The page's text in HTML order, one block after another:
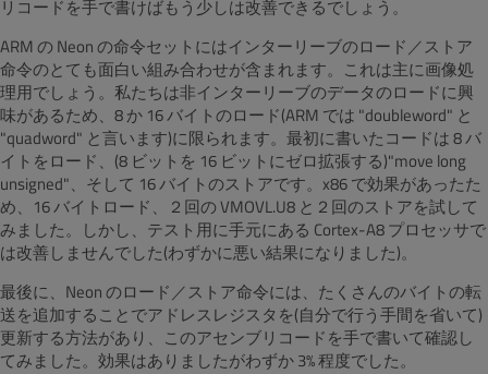
リコードを手で書けばもう少しは改善できるでしょう。
ARM の Neon の命令セットにはインターリーブのロード／ストア
命令のとても面白い組み合わせが含まれます。これは主に画像処
理用でしょう。私たちは非インターリーブのデータのロードに興
味があるため、8 か 16 バイトのロード(ARM では "doubleword" と
"quadword" と言います)に限られます。最初に書いたコードは 8 バ
イトをロード、(8 ビットを 16 ビットにゼロ拡張する)"move long
unsigned"、そして 16 バイトのストアです。x86 で効果があったた
め、16 バイトロード、２回の VMOVL.U8 と２回のストアを試して
みました。しかし、テスト用に手元にある Cortex-A8 プロセッサで
は改善しませんでした(わずかに悪い結果になりました)。
最後に、Neon のロード／ストア命令には、たくさんのバイトの転
送を追加することでアドレスレジスタを(自分で行う手間を省いて)
更新する方法があり、このアセンブリコードを手で書いて確認し
てみました。効果はありましたがわずか 3% 程度でした。